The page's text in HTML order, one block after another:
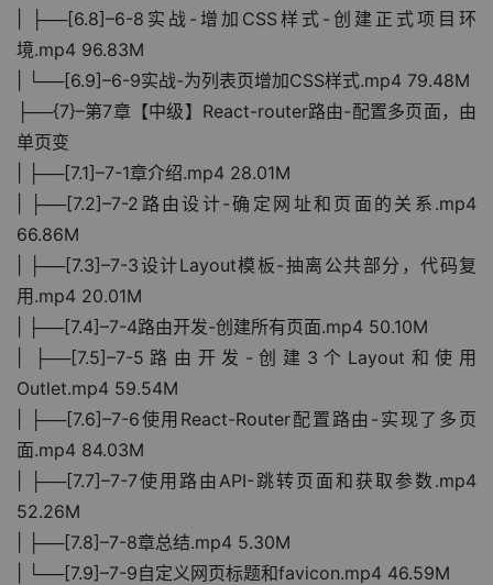
| ├──[6.8]–6-8实战-增加CSS样式-创建正式项目环
境.mp4 96.83M
| └──[6.9]–6-9实战-为列表页增加CSS样式.mp4 79.48M
├──{7}–第7章【中级】React-router路由-配置多页面，由
单页变
| ├──[7.1]–7-1章介绍.mp4 28.01M
| ├──[7.2]–7-2路由设计-确定网址和页面的关系.mp4
66.86M
| ├──[7.3]–7-3设计Layout模板-抽离公共部分，代码复
用.mp4 20.01M
| ├──[7.4]–7-4路由开发-创建所有页面.mp4 50.10M
| ├──[7.5]–7-5路由开发-创建3个Layout和使用
Outlet.mp4 59.54M
| ├──[7.6]–7-6使用React-Router配置路由-实现了多页
面.mp4 84.03M
| ├──[7.7]–7-7使用路由API-跳转页面和获取参数.mp4
52.26M
| ├──[7.8]–7-8章总结.mp4 5.30M
| └──[7.9]–7-9自定义网页标题和favicon.mp4 46.59M